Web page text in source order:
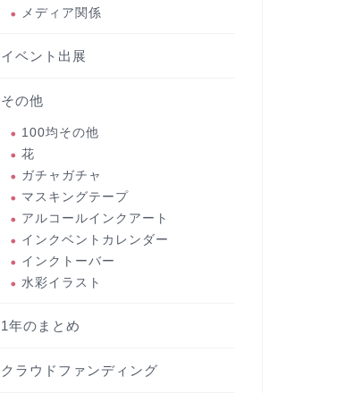
メディア関係
イベント出展
その他
100均その他
花
ガチャガチャ
マスキングテープ
アルコールインクアート
インクベントカレンダー
インクトーバー
水彩イラスト
1年のまとめ
クラウドファンディング